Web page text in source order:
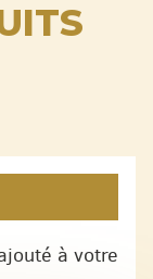
à votre